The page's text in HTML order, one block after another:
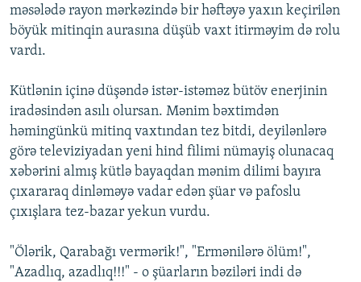
məsələdə rayon mərkəzində bir həftəyə yaxın keçirilən
böyük mitinqin aurasına düşüb vaxt itirməyim də rolu
vardı.
Kütlənin içinə düşəndə istər-istəməz bütöv enerjinin
iradəsindən asılı olursan. Mənim bəxtimdən
həmingünkü mitinq vaxtından tez bitdi, deyilənlərə
görə televiziyadan yeni hind filimi nümayiş olunacaq
xəbərini almış kütlə bayaqdan mənim dilimi bayıra
çıxararaq dinləməyə vadar edən şüar və pafoslu
çıxışlara tez-bazar yekun vurdu.
"Ölərik, Qarabağı vermərik!", "Ermənilərə ölüm!",
"Azadlıq, azadlıq!!!" - o şüarların bəziləri indi də